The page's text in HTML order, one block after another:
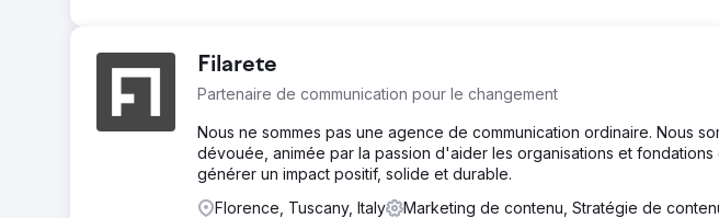
Filarete
Partenaire de communication pour le changement
Nous ne sommes pas une agence de communication ordinaire. Nous
dévouée, animée par la passion d'aider les organisations et
générer un impact positif, solide et durable.
Florence, Tuscany, Italy
Marketing de contenu, Stratégie de